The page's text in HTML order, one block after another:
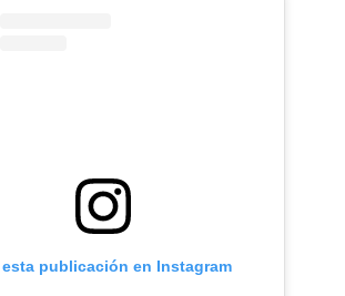
esta publicación en Instagram